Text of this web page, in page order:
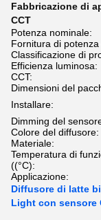
Fabbricazione di
CCT
Potenza nominale:
Fornitura di
Classificazione di
Efficienza luminosa:
CCT:
Dimensioni del
Installare:
Dimming del
Colore del diffusore:
Materiale:
Temperatura di
((°C):
Applicazione:
Diffusore di latte
Light con sensore